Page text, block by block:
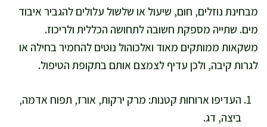
מבחינת נוזלים, חום, שיעול או שלשול עלולים להגביר איבוד
מים. שתייה מספקת חשובה לתחושה הכללית ולריכוז.
משקאות ממותקים מאוד ואלכוהול נוטים להחמיר בחילה או
לגרות קיבה, ולכן עדיף לצמצם אותם בתקופת הטיפול.
העדיפו ארוחות קטנות: מרק ירקות, אורז, תפוח אדמה,
ביצה, דג.